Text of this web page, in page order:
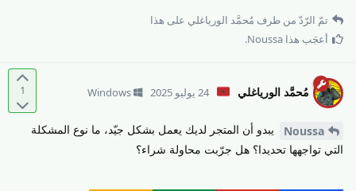
تمّ الرّدّ من طرف مُحمَّد الورياغلي على هذا
أعجَب هذا Noussa
.
1 مُحمَّد الورياغلي 24 يوليو 2025 Windows
Noussa
يبدو أن المتجر لديك يعمل بشكل جيّد، ما نوع المشكلة
التي تواجهها تحديدا؟ هل جرّبت محاولة شراء؟